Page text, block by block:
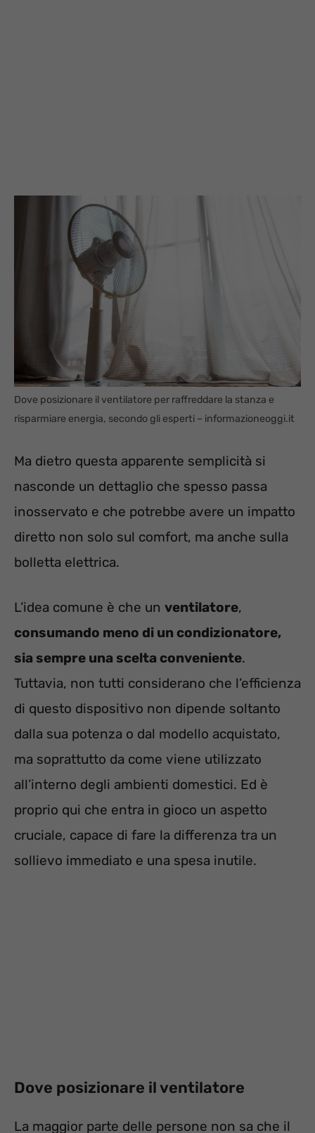
Dove posizionare il ventilatore per raffreddare la stanza e
risparmiare energia, secondo gli esperti – informazioneoggi.it
Ma dietro questa apparente semplicità si
nasconde un dettaglio che spesso passa
inosservato e che potrebbe avere un impatto
diretto non solo sul comfort, ma anche sulla
bolletta elettrica.
L’idea comune è che un ventilatore,
consumando meno di un condizionatore,
sia sempre una scelta conveniente.
Tuttavia, non tutti considerano che l’efficienza
di questo dispositivo non dipende soltanto
dalla sua potenza o dal modello acquistato,
ma soprattutto da come viene utilizzato
all’interno degli ambienti domestici. Ed è
proprio qui che entra in gioco un aspetto
cruciale, capace di fare la differenza tra un
sollievo immediato e una spesa inutile.
Dove posizionare il ventilatore
La maggior parte delle persone non sa che il